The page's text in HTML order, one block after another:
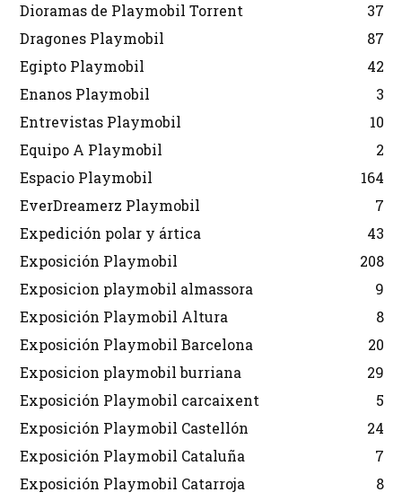
Dioramas de Playmobil Torrent
37
Dragones Playmobil
87
Egipto Playmobil
42
Enanos Playmobil
3
Entrevistas Playmobil
10
Equipo A Playmobil
2
Espacio Playmobil
164
EverDreamerz Playmobil
7
Expedición polar y ártica
43
Exposición Playmobil
208
Exposicion playmobil almassora
9
Exposición Playmobil Altura
8
Exposición Playmobil Barcelona
20
Exposicion playmobil burriana
29
Exposición Playmobil carcaixent
5
Exposición Playmobil Castellón
24
Exposición Playmobil Cataluña
7
Exposición Playmobil Catarroja
8